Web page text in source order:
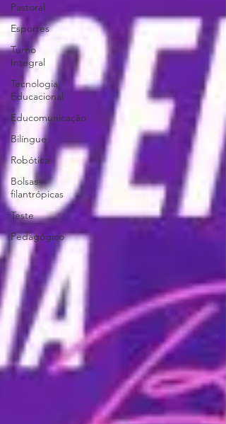
Pastoral
Esportes
Turno
Integral
Tecnologia
Educacional
Educomunicação
Bilíngue
Robótica
Bolsas
filantrópicas
Teste
Pedagógico